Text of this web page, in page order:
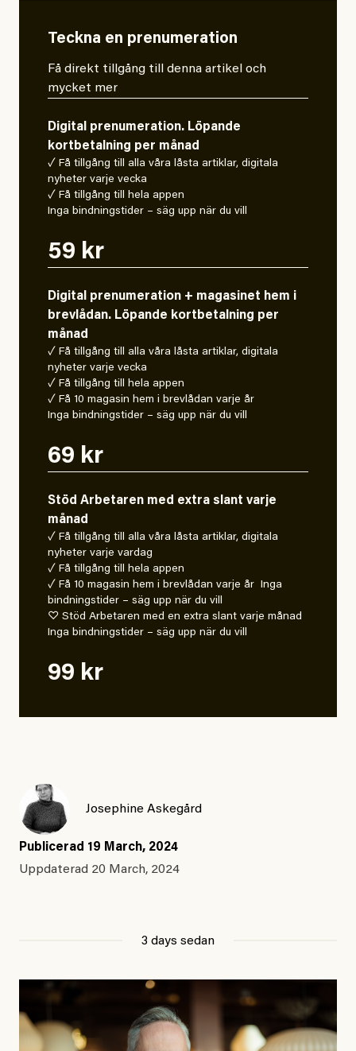
Teckna en prenumeration
Få direkt tillgång till denna artikel och
mycket mer
Digital prenumeration. Löpande
kortbetalning per månad
✓ Få tillgång till alla våra låsta artiklar, digitala
nyheter varje vecka
✓ Få tillgång till hela appen
Inga bindningstider – säg upp när du vill
59 kr
Digital prenumeration + magasinet hem i
brevlådan. Löpande kortbetalning per
månad
✓ Få tillgång till alla våra låsta artiklar, digitala
nyheter varje vecka
✓ Få tillgång till hela appen
✓ Få 10 magasin hem i brevlådan varje år
Inga bindningstider – säg upp när du vill
69 kr
Stöd Arbetaren med extra slant varje
månad
✓ Få tillgång till alla våra låsta artiklar, digitala
nyheter varje vardag
✓ Få tillgång till hela appen
✓ Få 10 magasin hem i brevlådan varje år Inga
bindningstider – säg upp när du vill
♡ Stöd Arbetaren med en extra slant varje månad
Inga bindningstider – säg upp när du vill
99 kr
Josephine Askegård
Publicerad 19 March, 2024
Uppdaterad 20 March, 2024
3 days sedan